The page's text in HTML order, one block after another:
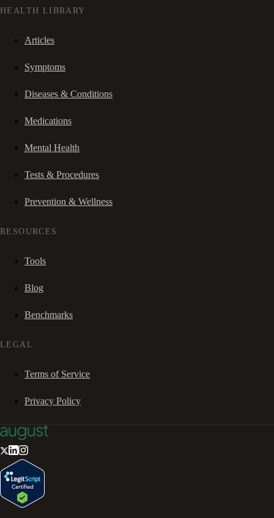
HEALTH LIBRARY
Articles
Symptoms
Diseases & Conditions
Medications
Mental Health
Tests & Procedures
Prevention & Wellness
RESOURCES
Tools
Blog
Benchmarks
LEGAL
Terms of Service
Privacy Policy